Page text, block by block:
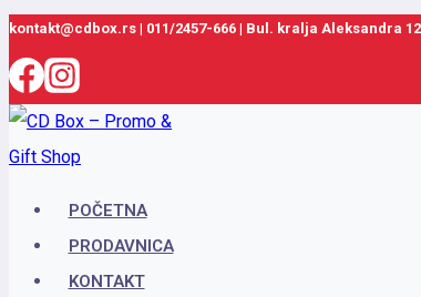
Skip
to
content
kontakt@cdbox.rs | 011/2457-666 | Bul. kralja Aleksandra
POČETNA
PRODAVNICA
KONTAKT